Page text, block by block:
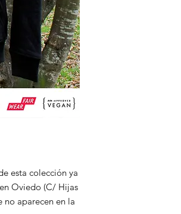
esta colección ya
Oviedo (C/ Hijas
no aparecen en la